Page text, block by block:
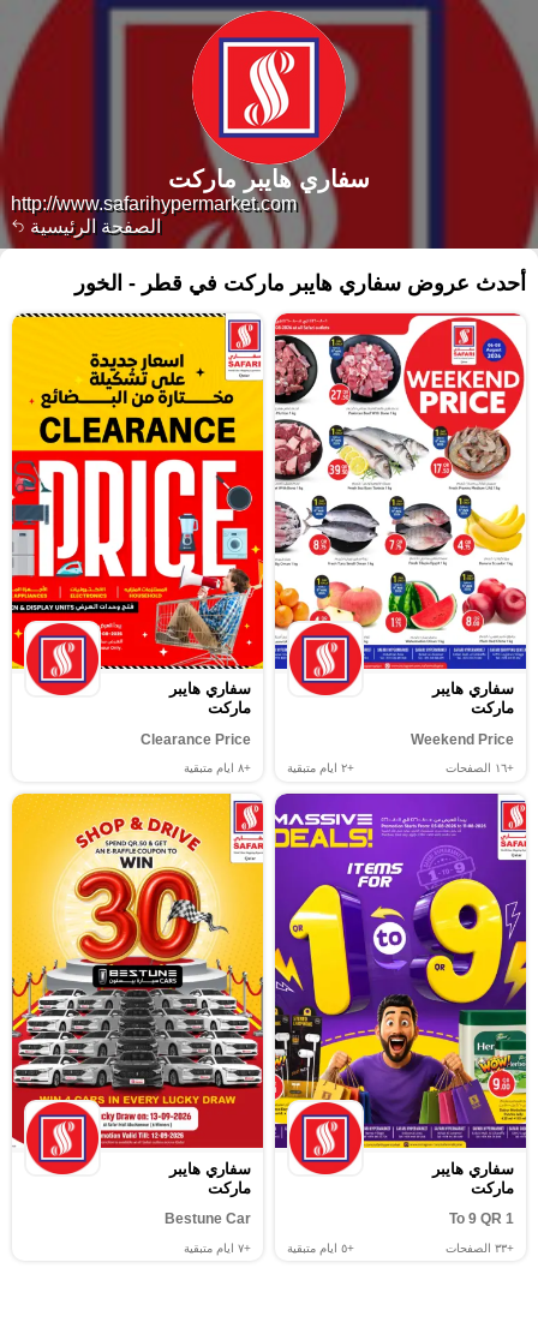
الصفحة الرئيسية
http://www.safarihypermarket.com
سفاري هايبر ماركت
أحدث عروض سفاري هايبر ماركت في قطر - الخور
سفاري هايبر
ماركت
Weekend Price
+١٦ الصفحات +٢ ايام متبقية
سفاري هايبر
ماركت
Clearance Price
+٨ ايام متبقية
سفاري هايبر
ماركت
1 To 9 QR
+٣٣ الصفحات +٥ ايام متبقية
سفاري هايبر
ماركت
Bestune Car
+٧ ايام متبقية